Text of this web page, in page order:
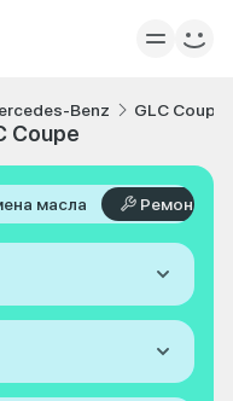
Benz GLC Coupe
Coupe
масла Ремонт